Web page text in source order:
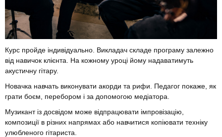
Курс пройде індивідуально. Викладач складе програму залежно
від навичок клієнта. На кожному уроці йому надаватимуть
акустичну гітару.
Новачка навчать виконувати акорди та рифи. Педагог покаже, як
грати боєм, перебором і за допомогою медіатора.
Музикант із досвідом може відпрацювати імпровізацію,
композиції в різних напрямах або навчитися копіювати техніку
улюбленого гітариста.